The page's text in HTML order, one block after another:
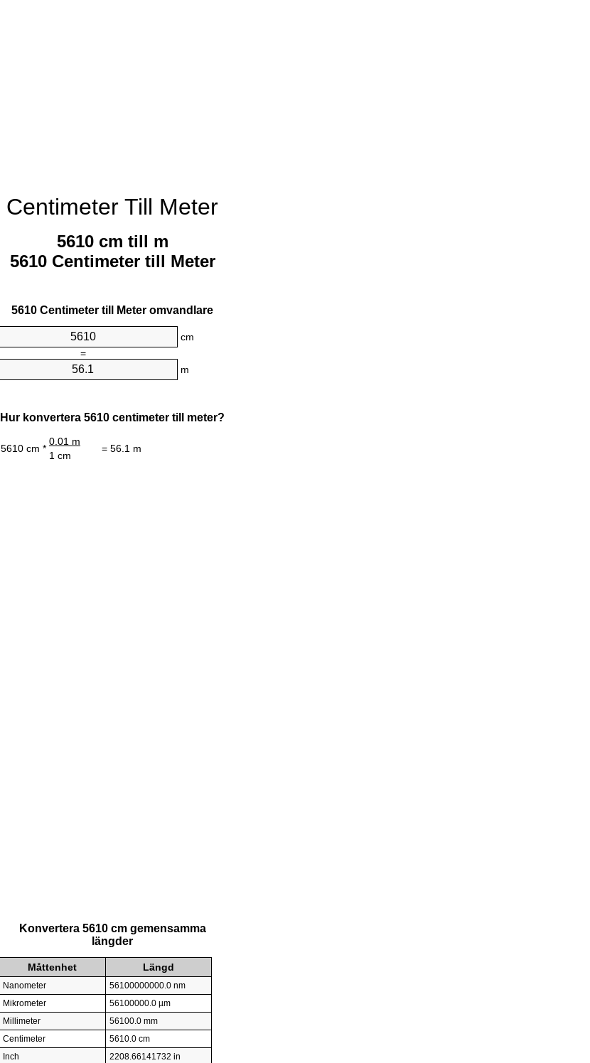
Centimeter Till Meter
5610 cm till m
5610 Centimeter till Meter
5610 Centimeter till Meter omvandlare
cm
=
m
Hur konvertera 5610 centimeter till meter?
5610 cm *
0.01 m
= 56.1 m
1 cm
Konvertera 5610 cm gemensamma
längder
Måttenhet Längd
Nanometer
56100000000.0 nm
Mikrometer
56100000.0 µm
Millimeter
56100.0 mm
Centimeter
5610.0 cm
Inch
2208.66141732 in